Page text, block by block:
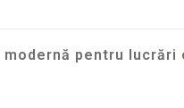
modernă pentru